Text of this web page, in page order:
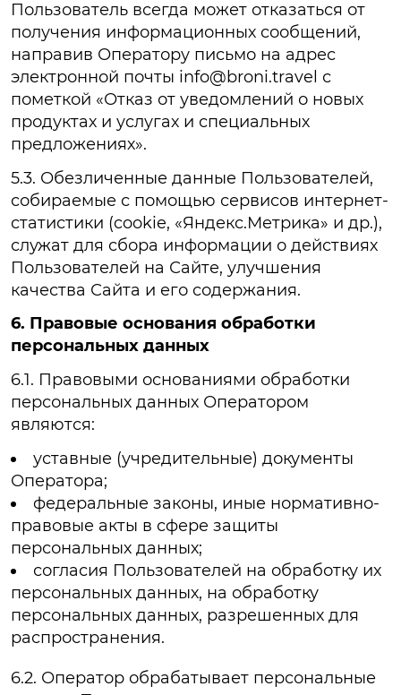
Пользователь всегда может отказаться от
получения информационных сообщений,
направив Оператору письмо на адрес
электронной почты info@broni.travel с
пометкой «Отказ от уведомлений о новых
продуктах и услугах и специальных
предложениях».
5.3. Обезличенные данные Пользователей,
собираемые с помощью сервисов интернет-
статистики (cookie, «Яндекс.Метрика» и др.),
служат для сбора информации о действиях
Пользователей на Сайте, улучшения
качества Сайта и его содержания.
6. Правовые основания обработки
персональных данных
6.1. Правовыми основаниями обработки
персональных данных Оператором
являются:
уставные (учредительные) документы
Оператора;
федеральные законы, иные нормативно-
правовые акты в сфере защиты
персональных данных;
согласия Пользователей на обработку их
персональных данных, на обработку
персональных данных, разрешенных для
распространения.
6.2. Оператор обрабатывает персональные